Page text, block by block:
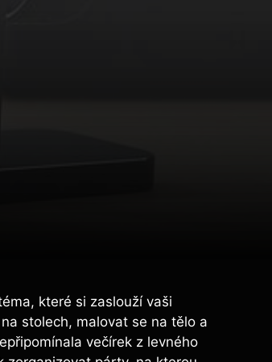
které si zaslouží vaši
stolech, ‌malovat se na tělo a
večírek z ‌levného